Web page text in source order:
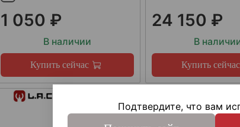
1 050 ₽
В наличии
Купить сейчас
24 150 ₽
В
Купить сейчас
Подтвердите, что вам